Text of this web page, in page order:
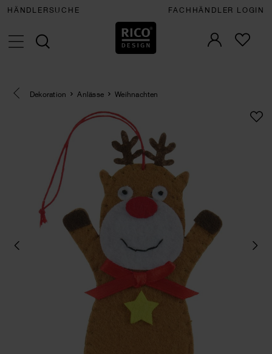
HÄNDLERSUCHE FACHHÄNDLER LOGIN
Eine Kategorie zurück navigieren
Dekoration Anlässe Weihnachten